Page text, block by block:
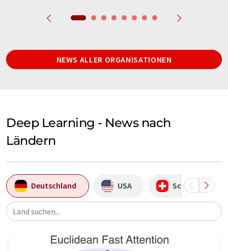
NEWS ALLER ORGANISATIONEN
Deep Learning - News nach
Ländern
Deutschland USA Schweiz
Land suchen...